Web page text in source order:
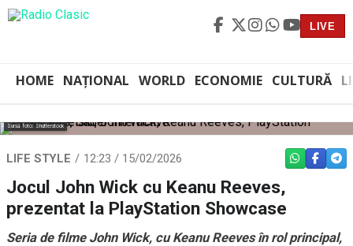
LIVE
HOME NAȚIONAL WORLD ECONOMIE CULTURĂ
Sursă foto: Shutterstock
LIFE STYLE 12:23 / 15/02/2026 WHATSAPP
Jocul John Wick cu Keanu Reeves,
prezentat la PlayStation Showcase
Seria de filme John Wick, cu Keanu Reeves în rol principal,